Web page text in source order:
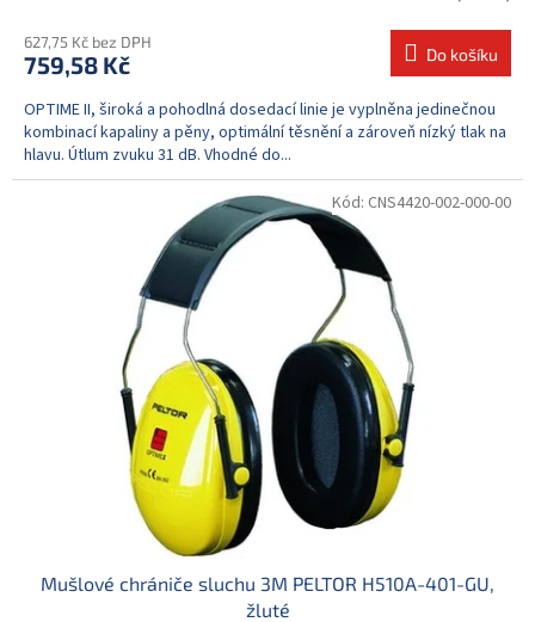
627,75 Kč bez DPH
759,58 Kč Do košíku
OPTIME II, široká a pohodlná dosedací linie je vyplněna jedinečnou
kombinací kapaliny a pěny, optimální těsnění a zároveň nízký tlak na
hlavu. Útlum zvuku 31 dB. Vhodné do...
Mušlové chrániče sluchu 3M PELTOR H510A-401-GU,
žluté
Kód: CNS4420-002-000-00